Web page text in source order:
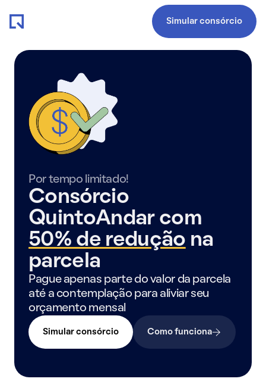
Simular consórcio
Por tempo limitado!
Consórcio
QuintoAndar com
50% de redução na
parcela
Pague apenas parte do valor da parcela
até a contemplação para aliviar seu
orçamento mensal
Simular consórcio Como funciona